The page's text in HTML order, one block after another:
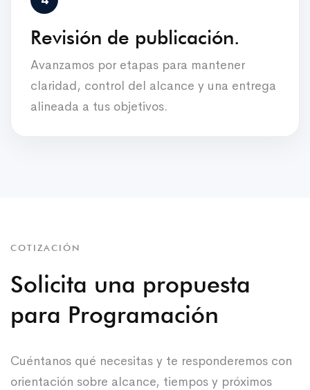
Revisión de publicación.
Avanzamos por etapas para mantener
claridad, control del alcance y una entrega
alineada a tus objetivos.
COTIZACIÓN
Solicita una propuesta
para Programación
Cuéntanos qué necesitas y te responderemos con
orientación sobre alcance, tiempos y próximos